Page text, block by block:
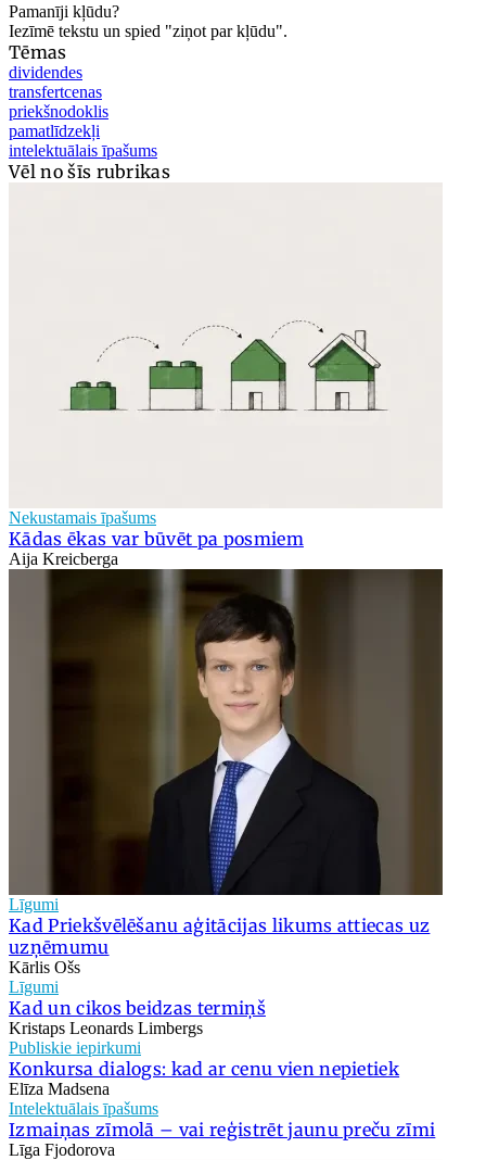
Pamanīji kļūdu?
Iezīmē tekstu un spied "ziņot par kļūdu".
Tēmas
dividendes
transfertcenas
priekšnodoklis
pamatlīdzekļi
intelektuālais īpašums
Vēl no šīs rubrikas
Nekustamais īpašums
Kādas ēkas var būvēt pa posmiem
Aija Kreicberga
Līgumi
Kad Priekšvēlēšanu aģitācijas likums attiecas uz
uzņēmumu
Kārlis Ošs
Līgumi
Kad un cikos beidzas termiņš
Kristaps Leonards Limbergs
Publiskie iepirkumi
Konkursa dialogs: kad ar cenu vien nepietiek
Elīza Madsena
Intelektuālais īpašums
Izmaiņas zīmolā – vai reģistrēt jaunu preču zīmi
Līga Fjodorova